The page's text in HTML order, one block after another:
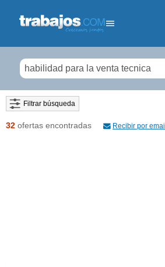
Filtrar búsqueda
32 ofertas encontradas Recibir por email